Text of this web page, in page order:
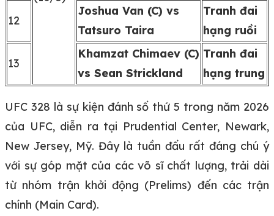
12
Joshua Van (C) vs
Tatsuro Taira
Tranh đai
hạng ruồi
13
Khamzat Chimaev (C)
vs Sean Strickland
Tranh đai
hạng trung
UFC 328 là sự kiện đánh số thứ 5 trong năm 2026
của UFC, diễn ra tại Prudential Center, Newark,
New Jersey, Mỹ. Đây là tuần đấu rất đáng chú ý
với sự góp mặt của các võ sĩ chất lượng, trải dài
từ nhóm trận khởi động (Prelims) đến các trận
chính (Main Card).